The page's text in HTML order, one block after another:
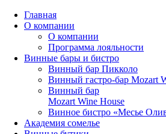
Главная
О компании
О компании
Программа лояльности
Винные бары и бистро
Винный бар Пикколо
Винный гастро-бар Mozart
Винный бар
Mozart Wine House
Винное бистро «Месье
Академия сомелье